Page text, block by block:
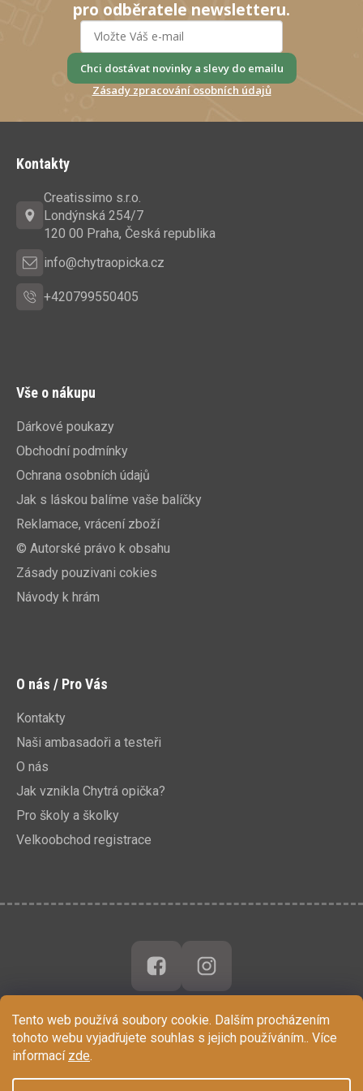
Tento web používá soubory cookie. Dalším procházením
tohoto webu vyjadřujete souhlas s jejich používáním.. Více
informací zde.
r
v
k
y
v
ý
pro odběratele newsletteru.
Chci dostávat novinky a slevy do emailu
Zásady zpracování osobních údajů
Kontakty
Creatissimo s.r.o.
Londýnská 254/7
120 00 Praha, Česká republika
info@chytraopicka.cz
+420799550405
Vše o nákupu
Dárkové poukazy
Obchodní podmínky
Ochrana osobních údajů
Jak s láskou balíme vaše balíčky
Reklamace, vrácení zboží
© Autorské právo k obsahu
Zásady pouzivani cokies
Návody k hrám
O nás / Pro Vás
Kontakty
Naši ambasadoři a testeři
O nás
Jak vznikla Chytrá opička?
Pro školy a školky
Velkoobchod registrace